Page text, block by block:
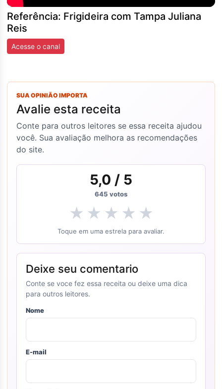
Referência: Frigideira com Tampa Juliana
Reis
Acesse o canal
SUA OPINIÃO IMPORTA
Avalie esta receita
Conte para outros leitores se essa receita ajudou
você. Sua avaliação melhora as recomendações
do site.
5,0 / 5
645 votos
★ ★ ★ ★ ★
Toque em uma estrela para avaliar.
Deixe seu comentario
Conte se voce fez essa receita ou deixe uma dica
para outros leitores.
Nome
E-mail